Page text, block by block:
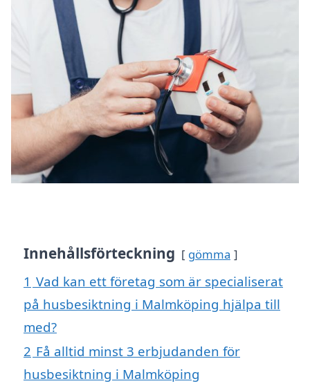
Innehållsförteckning gömma
1 Vad kan ett företag som är specialiserat
på husbesiktning i Malmköping hjälpa till
med?
2 Få alltid minst 3 erbjudanden för
husbesiktning i Malmköping